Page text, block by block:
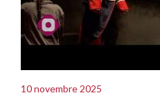
10 novembre 2025